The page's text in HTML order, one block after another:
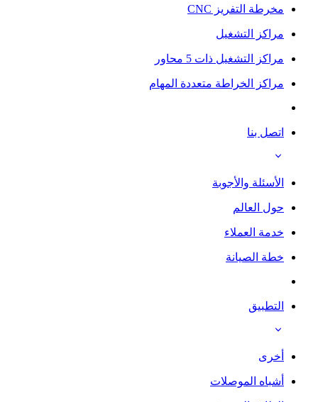
مخرطة التفريز CNC
مراكز التشغيل
مراكز التشغيل ذات 5 محاور
مراكز الخراطة متعددة المهام
اتصل بنا
الأسئلة والأجوبة
حول العالم
خدمة العملاء
خطة الصيانة
التطبيق
أخرى
أشباه الموصلات